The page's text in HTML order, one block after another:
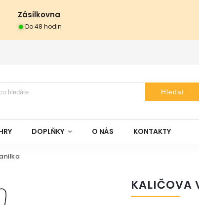
Zásilkovna
Do 48 hodin
Hledat
DOPLŇKY O NÁS KONTAKTY
KALIČOVA